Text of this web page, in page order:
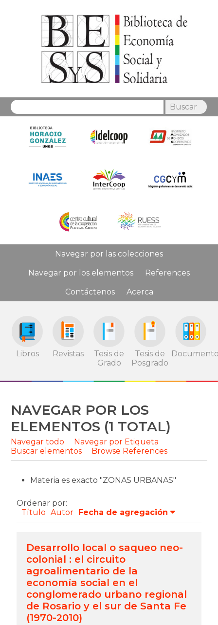
Buscar
Navegar por las colecciones
Navegar por los elementos References
Contáctenos Acerca
Libros Revistas
Tesis de
Grado
Tesis de
Posgrado
NAVEGAR POR LOS
ELEMENTOS (1 TOTAL)
Navegar todo
Navegar por Etiqueta
Buscar elementos
Browse References
Materia es exacto "ZONAS URBANAS"
Ordenar por:
Título
Autor Fecha de agregación
Desarrollo local o saqueo neo-
colonial : el circuito
agroalimentario de la
economía social en el
conglomerado urbano regional
de Rosario y el sur de Santa Fe
(1970-2010)